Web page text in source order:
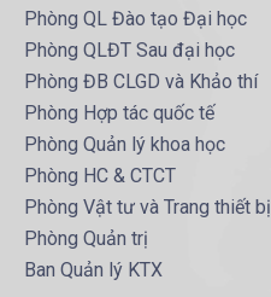
Phòng QL Đào tạo Đại học
Phòng QLĐT Sau đại học
Phòng ĐB CLGD và Khảo thí
Phòng Hợp tác quốc tế
Phòng Quản lý khoa học
Phòng HC & CTCT
Phòng Vật tư và Trang thiết bị
Phòng Quản trị
Ban Quản lý KTX